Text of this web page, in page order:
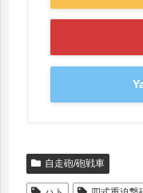
自走砲/砲戦車